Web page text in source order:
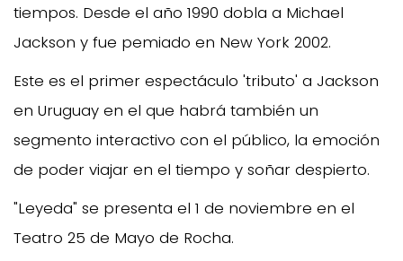
tiempos. Desde el año 1990 dobla a Michael
Jackson y fue pemiado en New York 2002.
Este es el primer espectáculo 'tributo' a Jackson
en Uruguay en el que habrá también un
segmento interactivo con el público, la emoción
de poder viajar en el tiempo y soñar despierto.
"Leyeda" se presenta el 1 de noviembre en el
Teatro 25 de Mayo de Rocha.